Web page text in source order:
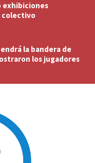
exhibiciones
colectivo
la bandera de
los jugadores